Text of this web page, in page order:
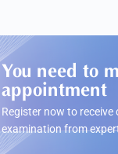
You need to
appointment
Register now to
examination from